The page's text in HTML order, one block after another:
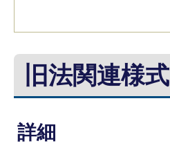
旧法関連様式
詳細